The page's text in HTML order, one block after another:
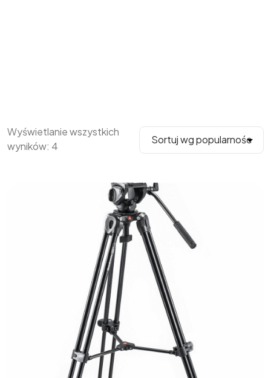
Wyświetlanie wszystkich
wyników: 4